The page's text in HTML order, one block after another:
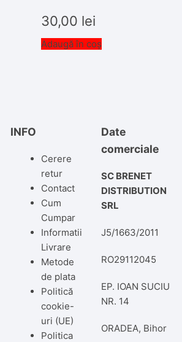
30,00 lei
Adaugă în coș
INFO
Cerere
retur
Contact
Cum
Cumpar
Informatii
Livrare
Metode
de plata
Politică
cookie-
uri (UE)
Politica
Date
comerciale
SC BRENET
DISTRIBUTION
SRL
J5/1663/2011
RO29112045
EP. IOAN SUCIU
NR. 14
ORADEA, Bihor